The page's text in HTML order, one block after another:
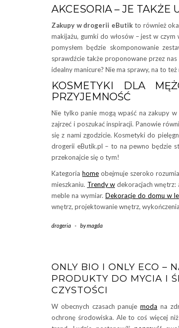
AKCESORIA – JE TAKŻE
Zakupy w drogerii eButik to również
makijażu, gumki do włosów – jest w czym
pomysłem będzie skomponowanie
sprawdźcie także proponowane przez
idealny manicure? Nie ma sprawy, na to
KOSMETYKI DLA
PRZYJEMNOŚĆ
Nie tylko panie mogą wpaść na zakupy
zajrzeć i poszukać inspiracji. Panowie
się z nami zgodzicie. Kosmetyki do
drogerii eButik.pl – to na pewno będzie
przekonajcie się o tym!
Kategoriahome obejmuje szeroko
mieszkaniu. Trendy w dekoracjach
meble na wymiar. Dekoracje do domu w
wnętrz, projektowanie wnętrz,
drogeria - bymagda
ONLY BIO I ONLY ECO –
PRODUKTY DO MYCIA I
CZYSTOŚCI
W obecnych czasach panuje moda na
ochronę środowiska. Ale to coś więcej